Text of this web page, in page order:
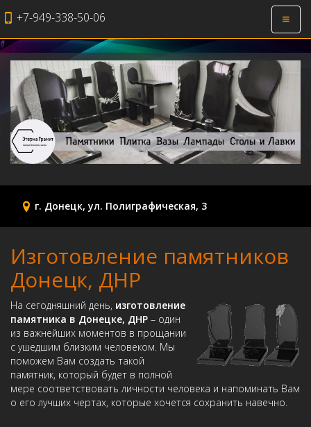
+7-949-338-50-06
г. Донецк, ул. Полиграфическая, 3
Изготовление памятников
Донецк, ДНР
На сегодняшний день, изготовление
памятника в Донецке, ДНР – один
из важнейших моментов в прощании
с ушедшим близким человеком. Мы
поможем Вам создать такой
памятник, который будет в полной
мере соответствовать личности человека и напоминать Вам
о его лучших чертах, которые хочется сохранить навечно.